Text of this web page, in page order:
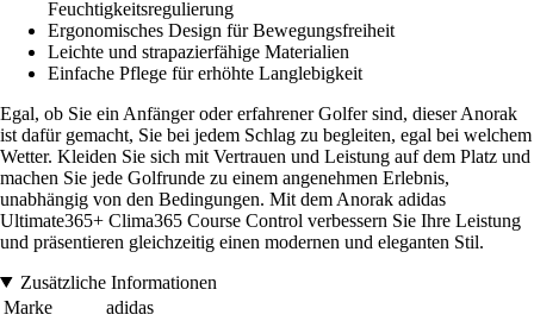
Feuchtigkeitsregulierung
Ergonomisches Design für Bewegungsfreiheit
Leichte und strapazierfähige Materialien
Einfache Pflege für erhöhte Langlebigkeit
Egal, ob Sie ein Anfänger oder erfahrener Golfer sind, dieser Anorak
ist dafür gemacht, Sie bei jedem Schlag zu begleiten, egal bei welchem
Wetter. Kleiden Sie sich mit Vertrauen und Leistung auf dem Platz und
machen Sie jede Golfrunde zu einem angenehmen Erlebnis,
unabhängig von den Bedingungen. Mit dem Anorak adidas
Ultimate365+ Clima365 Course Control verbessern Sie Ihre Leistung
und präsentieren gleichzeitig einen modernen und eleganten Stil.
Zusätzliche Informationen
Marke
adidas